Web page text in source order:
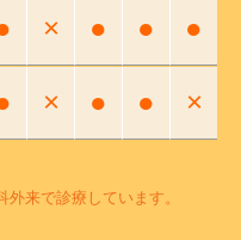
× ● ● ●
× ● ● ×
来で診療しています。